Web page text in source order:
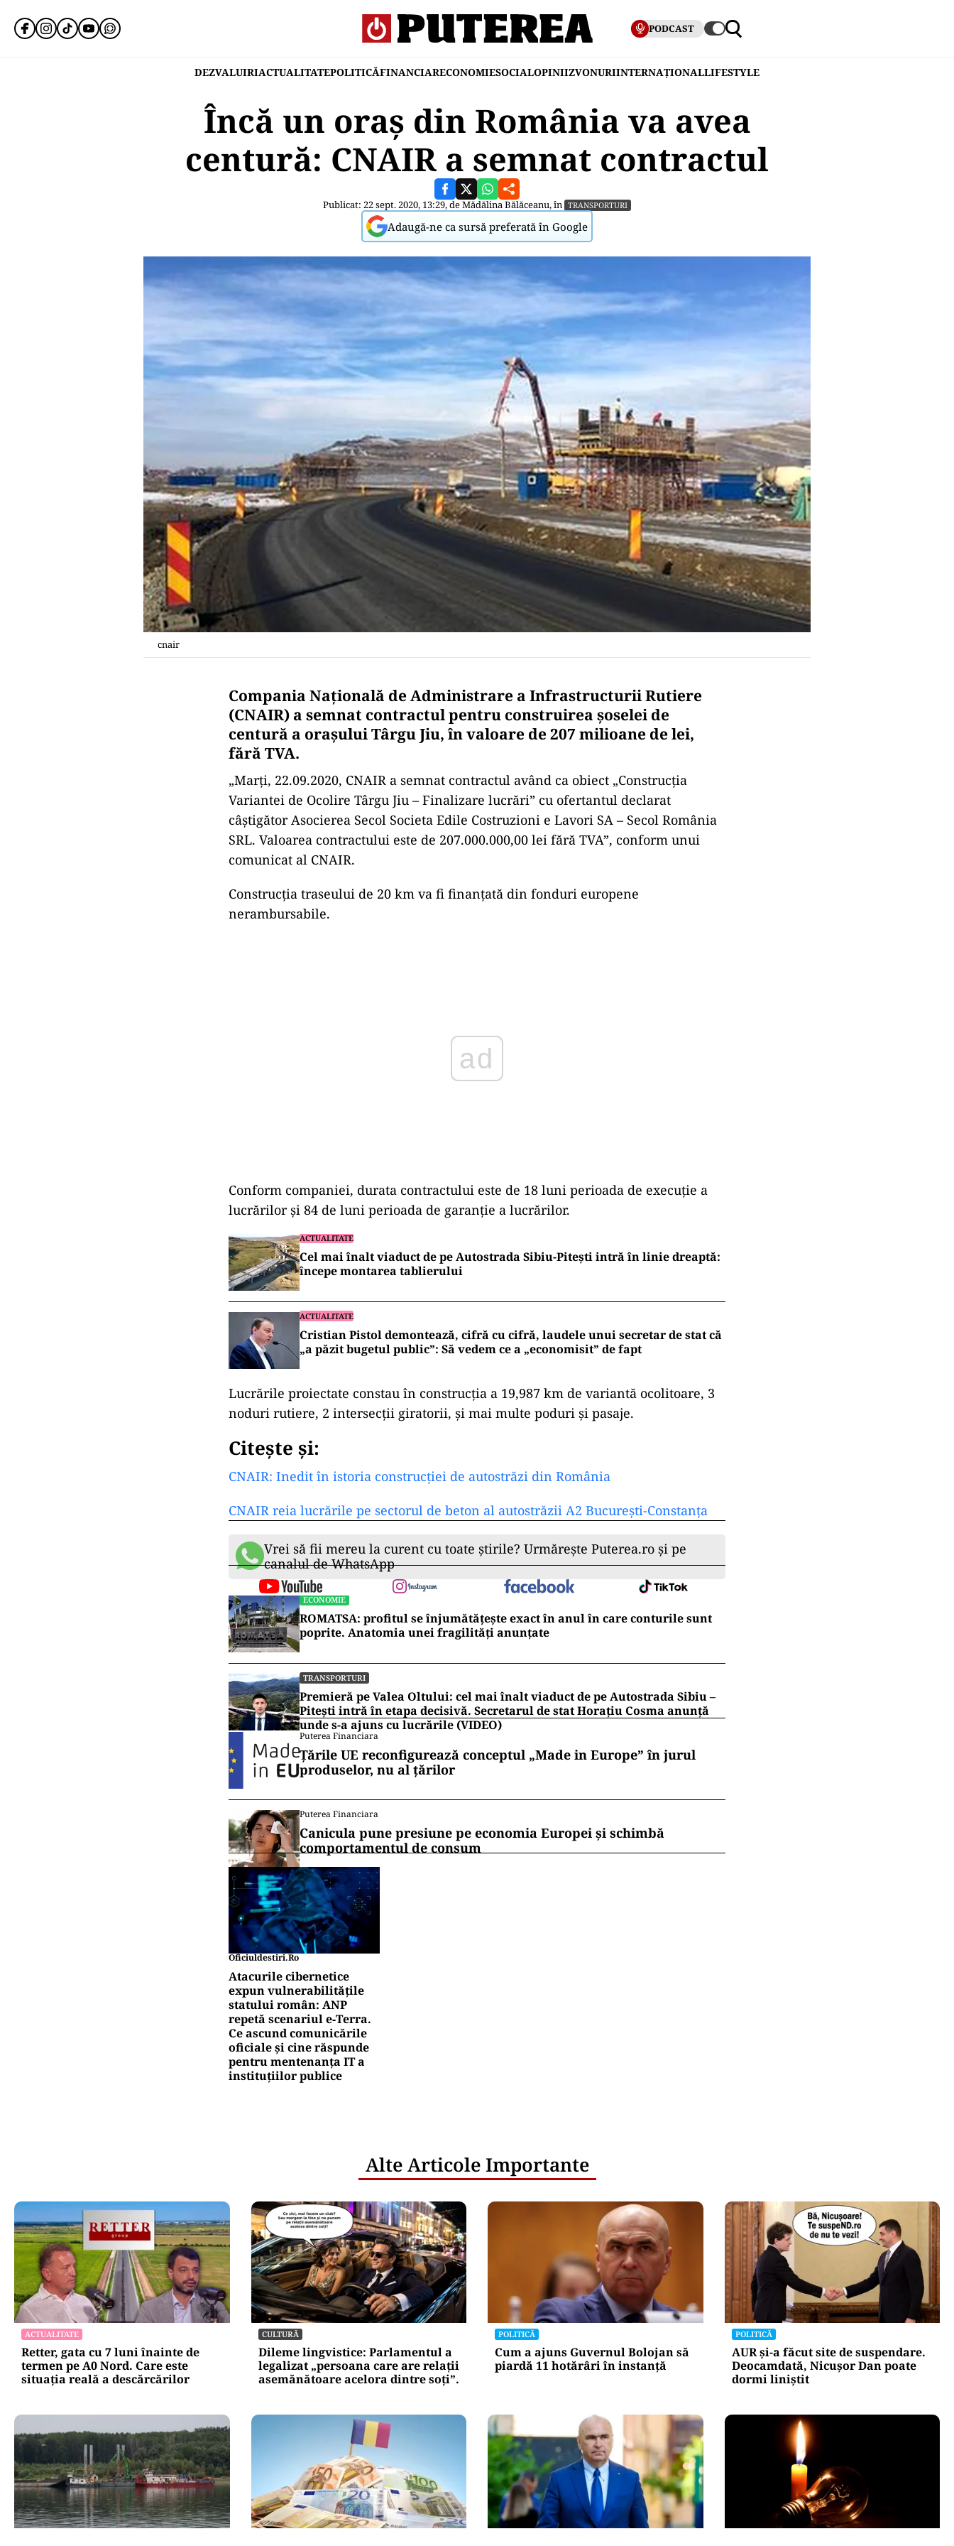
PODCAST
DEZVALUIRIACTUALITATEPOLITICĂFINANCIARECONOMIESOCIALOPINIIZVONURIINTERNAȚIONALLIFESTYLE
Încă un oraș din România va avea
centură: CNAIR a semnat contractul
Publicat: 22 sept. 2020, 13:29, deMădălina Bălăceanu, în TRANSPORTURI
Adaugă-ne ca sursă preferată în Google
cnair
Compania Națională de Administrare a Infrastructurii Rutiere
(CNAIR) a semnat contractul pentru construirea șoselei de
centură a orașului Târgu Jiu, în valoare de 207 milioane de lei,
fără TVA.
„Marţi, 22.09.2020, CNAIR a semnat contractul având ca obiect „Construcţia
Variantei de Ocolire Târgu Jiu – Finalizare lucrări” cu ofertantul declarat
câştigător Asocierea Secol Societa Edile Costruzioni e Lavori SA – Secol România
SRL. Valoarea contractului este de 207.000.000,00 lei fără TVA”, conform unui
comunicat al CNAIR.
Construcția traseului de 20 km va fi finanțată din fonduri europene
nerambursabile.
Conform companiei, durata contractului este de 18 luni perioada de execuție a
lucrărilor și 84 de luni perioada de garanție a lucrărilor.
ACTUALITATE
Cel mai înalt viaduct de pe Autostrada Sibiu-Pitești intră în linie dreaptă:
începe montarea tablierului
ACTUALITATE
Cristian Pistol demontează, cifră cu cifră, laudele unui secretar de stat că
„a păzit bugetul public”: Să vedem ce a „economisit” de fapt
Lucrările proiectate constau în construcţia a 19,987 km de variantă ocolitoare, 3
noduri rutiere, 2 intersecţii giratorii, şi mai multe poduri şi pasaje.
Citește și:
CNAIR: Inedit în istoria construcției de autostrăzi din România
CNAIR reia lucrările pe sectorul de beton al autostrăzii A2 București-Constanța
Vrei să fii mereu la curent cu toate știrile? Urmărește Puterea.ro și pe
canalul de WhatsApp
ECONOMIE
ROMATSA: profitul se înjumătățește exact în anul în care conturile sunt
poprite. Anatomia unei fragilități anunțate
TRANSPORTURI
Premieră pe Valea Oltului: cel mai înalt viaduct de pe Autostrada Sibiu –
Pitești intră în etapa decisivă. Secretarul de stat Horațiu Cosma anunță
unde s-a ajuns cu lucrările (VIDEO)
Puterea Financiara
Țările UE reconfigurează conceptul „Made in Europe” în jurul
produselor, nu al țărilor
Puterea Financiara
Canicula pune presiune pe economia Europei și schimbă
comportamentul de consum
Oficiuldestiri.ro
Atacurile cibernetice
expun vulnerabilitățile
statului român: ANP
repetă scenariul e‑Terra.
Ce ascund comunicările
oficiale și cine răspunde
pentru mentenanța IT a
instituțiilor publice
Alte Articole Importante
ACTUALITATE
Retter, gata cu 7 luni înainte de
termen pe A0 Nord. Care este
situația reală a descărcărilor
CULTURĂ
Dileme lingvistice: Parlamentul a
legalizat „persoana care are relații
asemănătoare acelora dintre soți”.
POLITICĂ
Cum a ajuns Guvernul Bolojan să
piardă 11 hotărâri în instanță
POLITICĂ
AUR și-a făcut site de suspendare.
Deocamdată, Nicușor Dan poate
dormi liniștit